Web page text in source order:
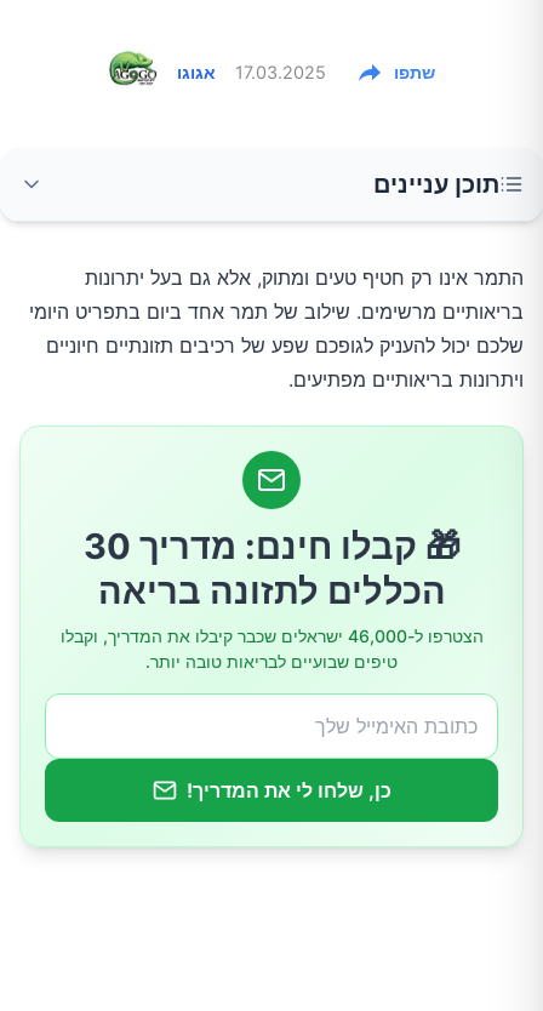
אגוגו 17.03.2025 שתפו
תוכן עניינים
ערכים תזונתיים של תמרים
שיפור בריאות מערכת העיכול
שיפור בריאות העצמות
תמיכה בפעילות המוח
תומכים בבריאות העור
כיצד לשלב תמר אחד ביום בתפריט
סיכום
התמר אינו רק חטיף טעים ומתוק, אלא גם בעל יתרונות
בריאותיים מרשימים. שילוב של תמר אחד ביום בתפריט היומי
שלכם יכול להעניק לגופכם שפע של רכיבים תזונתיים חיוניים
ויתרונות בריאותיים מפתיעים.
🎁 קבלו חינם: מדריך 30
הכללים לתזונה בריאה
הצטרפו ל-46,000 ישראלים שכבר קיבלו את המדריך, וקבלו
טיפים שבועיים לבריאות טובה יותר.
כן, שלחו לי את המדריך!